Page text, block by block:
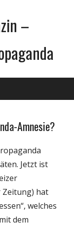
–
Amnesie?
Jetzt ist
Zeitung) hat
welches
dem